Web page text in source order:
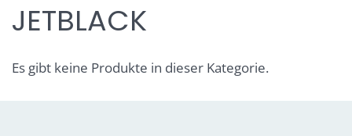
JETBLACK
Es gibt keine Produkte in dieser Kategorie.